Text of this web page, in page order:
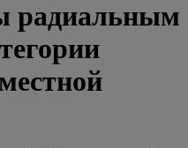
радиальным